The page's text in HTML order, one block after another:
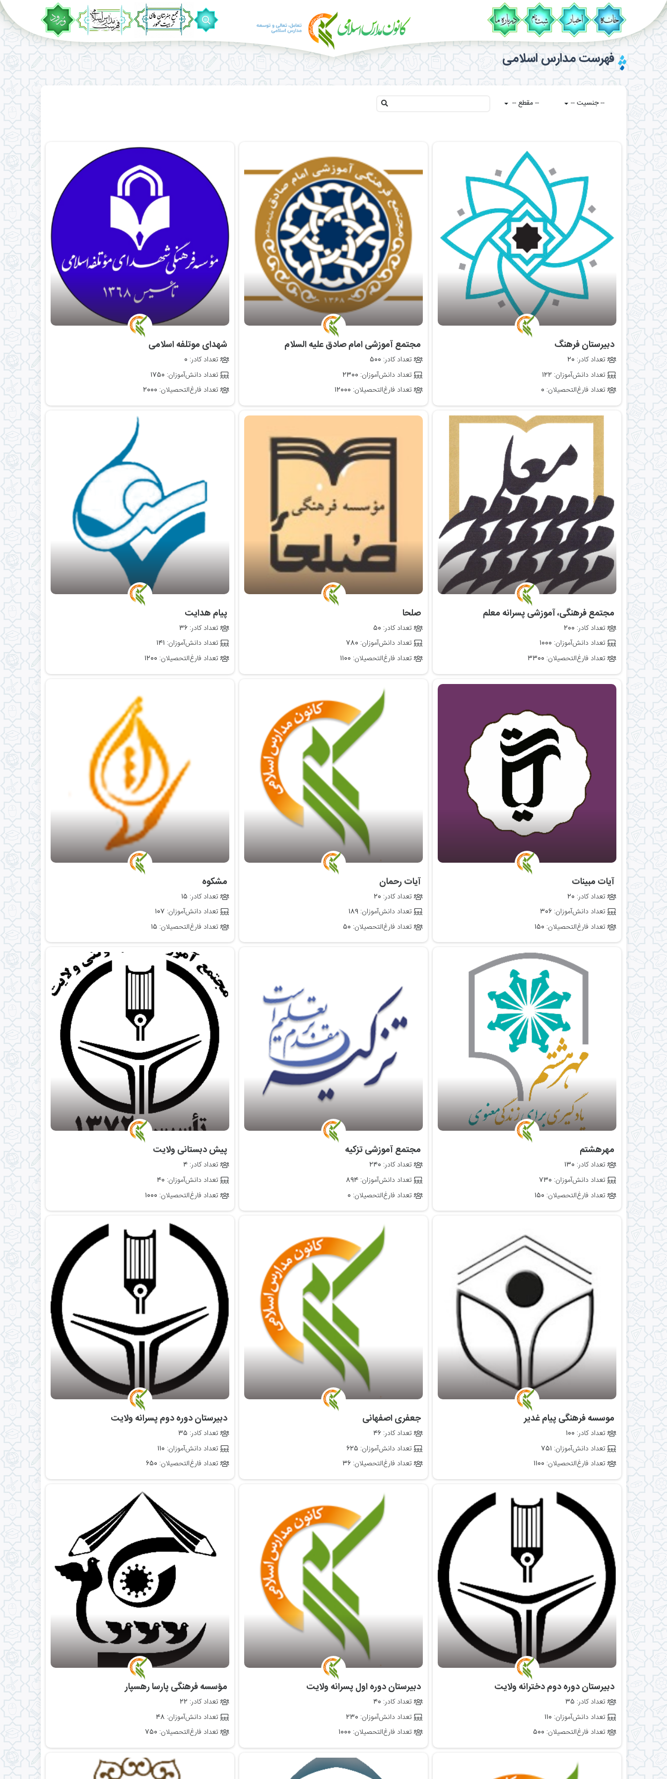
فهرست مدارس اسلامی
-- جنسیت -- -- مقطع --
‌ دبیرستان فرهنگ
تعداد کادر: ۲۰
تعداد دانش‌آموزان: ۱۲۲
تعداد فارغ‌التحصیلان: ۰
‌ مجتمع آموزشی امام صادق علیه السلام
تعداد کادر: ۵۰۰
تعداد دانش‌آموزان: ۲۳۰۰
تعداد فارغ‌التحصیلان: ۱۲۰۰۰
‌ شهدای موتلفه اسلامی
تعداد کادر: ۰
تعداد دانش‌آموزان: ۱۷۵۰
تعداد فارغ‌التحصیلان: ۲۰۰۰
‌ مجتمع فرهنگی، آموزشی پسرانه معلم
تعداد کادر: ۲۰۰
تعداد دانش‌آموزان: ۱۰۰۰
تعداد فارغ‌التحصیلان: ۳۳۰۰
‌ صلحا
تعداد کادر: ۵۰
تعداد دانش‌آموزان: ۷۸۰
تعداد فارغ‌التحصیلان: ۱۱۰۰
‌ پیام هدایت
تعداد کادر: ۳۶
تعداد دانش‌آموزان: ۱۴۱
تعداد فارغ‌التحصیلان: ۱۲۰۰
‌ آیات مبینات
تعداد کادر: ۲۰
تعداد دانش‌آموزان:۳۰۶
تعداد فارغ‌التحصیلان: ۱۵۰
‌ آیات رحمان
تعداد کادر: ۲۰
تعداد دانش‌آموزان:۱۸۹
تعداد فارغ‌التحصیلان: ۵۰
‌ مشکوه
تعداد کادر: ۱۵
تعداد دانش‌آموزان: ۱۰۷
تعداد فارغ‌التحصیلان: ۱۵
‌ مهرهشتم
تعداد کادر: ۱۳۰
تعداد دانش‌آموزان: ۷۳۰
تعداد فارغ‌التحصیلان: ۱۵۰
‌ مجتمع آموزشی تزکیه
تعداد کادر: ۲۴۰
تعداد دانش‌آموزان:۸۹۴
تعداد فارغ‌التحصیلان: ۰
‌ پیش دبستانی ولایت
تعداد کادر: ۴
تعداد دانش‌آموزان: ۴۰
تعداد فارغ‌التحصیلان: ۱۰۰۰
‌ موسسه فرهنگی پیام غدیر
تعداد کادر: ۱۰۰
تعداد دانش‌آموزان: ۷۵۱
تعداد فارغ‌التحصیلان: ۱۱۰۰
‌ جعفری اصفهانی
تعداد کادر:۴۶
تعداد دانش‌آموزان: ۶۲۵
تعداد فارغ‌التحصیلان:۳۶
‌ دبیرستان دوره دوم پسرانه ولایت
تعداد کادر: ۳۵
تعداد دانش‌آموزان: ۱۱۰
تعداد فارغ‌التحصیلان: ۶۵۰
‌ دبیرستان دوره دوم دخترانه ولایت
تعداد کادر: ۳۵
تعداد دانش‌آموزان: ۱۱۰
تعداد فارغ‌التحصیلان: ۵۰۰
‌ دبیرستان دوره اول پسرانه ولایت
تعداد کادر: ۴۰
تعداد دانش‌آموزان: ۲۳۰
تعداد فارغ‌التحصیلان: ۱۰۰۰
‌ مؤسسه فرهنگی پارسا رهسپار
تعداد کادر: ۲۲
تعداد دانش‌آموزان: ۴۸
تعداد فارغ‌التحصیلان: ۷۵۰